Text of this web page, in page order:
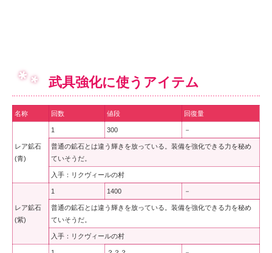
武具強化に使うアイテム
名称 回数 値段 回復量
レア鉱石
(青)
1 300 －
普通の鉱石とは違う輝きを放っている。装備を強化できる力を秘め
ていそうだ。
入手：リクヴィールの村
レア鉱石
(紫)
1 1400 －
普通の鉱石とは違う輝きを放っている。装備を強化できる力を秘め
ていそうだ。
入手：リクヴィールの村